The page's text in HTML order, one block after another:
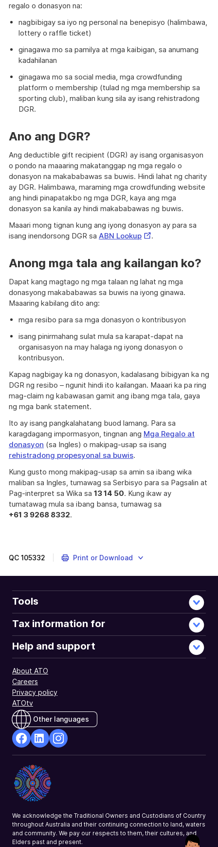
regalo o donasyon na:
nagbibigay sa iyo ng personal na benepisyo (halimbawa,
lottery o raffle ticket)
ginagawa mo sa pamilya at mga kaibigan, sa anumang
kadahilanan
ginagawa mo sa social media, mga crowdfunding
platform o membership (tulad ng mga membership sa
sporting club), maliban kung sila ay isang rehistradong
DGR.
Ano ang DGR?
Ang deductible gift recipient (DGR) ay isang organisasyon
o pondo na maaaring makatanggap ng mga regalo o
donasyon na makababawas sa buwis. Hindi lahat ng charity
ay DGR. Halimbawa, maraming mga crowdfunding website
ang hindi pinapatakbo ng mga DGR, kaya ang mga
donasyon sa kanila ay hindi makababawas ng buwis.
Maaari mong tignan kung ang iyong donasyon ay para sa
isang inendorsong DGR sa ABN LookupExternal
.
Anong mga tala ang kailangan ko?
Dapat kang magtago ng mga talaan ng lahat ng mga
donasyong makababawas sa buwis na iyong ginawa.
Maaaring kabilang dito ang:
mga resibo para sa mga donasyon o kontribusyon
isang pinirmahang sulat mula sa karapat-dapat na
organisasyon na may halaga ng iyong donasyon o
kontribusyon.
Kapag nagbigay ka ng donasyon, kadalasang bibigyan ka ng
DGR ng resibo – ngunit hindi ito kailangan. Maaari ka pa ring
mag-claim ng kabawasan gamit ang ibang mga tala, gaya
ng mga bank statement.
Ito ay isang pangkalahatang buod lamang. Para sa
karagdagang impormasyon, tingnan ang Mga Regalo at
donasyon (sa Ingles) o makipag-usap sa isang
rehistradong propesyonal sa buwis.
Kung gusto mong makipag-usap sa amin sa ibang wika
maliban sa Ingles, tumawag sa Serbisyo para sa Pagsalin at
Pag-interpret sa Wika sa 13 14 50. Kung ikaw ay
tumatawag mula sa ibang bansa, tumawag sa
+61 3 9268 8332.
QC 105332 Print or Download
Tools
Tax information for
Help and support
About ATO
Careers
Privacy policy
ATOtv
Other languages
Opens
in
a
new
Opens
in
a
new
a
We acknowledge the Traditional Owners and Custodians of Country
throughout Australia and their continuing connection to land, waters
and community. We pay our respects to them, their cultures, and
Elders past and present.